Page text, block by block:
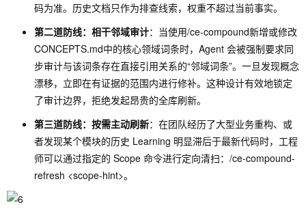
码为准。历史文档只作为排查线索，权重不超过当前事实。
第二道防线：相干邻域审计：当使用/ce-compound新增或修改
CONCEPTS.md中的核心领域词条时，Agent 会被强制要求同
步审计与该词条存在直接引用关系的“邻域词条”。一旦发现概念
漂移，立即在有证据的范围内进行修补。这种设计有效地锁定
了审计边界，拒绝发起昂贵的全库刷新。
第三道防线：按需主动刷新：在团队经历了大型业务重构、或
者发现某个模块的历史 Learning 明显滞后于最新代码时，工程
师可以通过指定的 Scope 命令进行定向清扫： /ce-compound-
refresh <scope-hint>。